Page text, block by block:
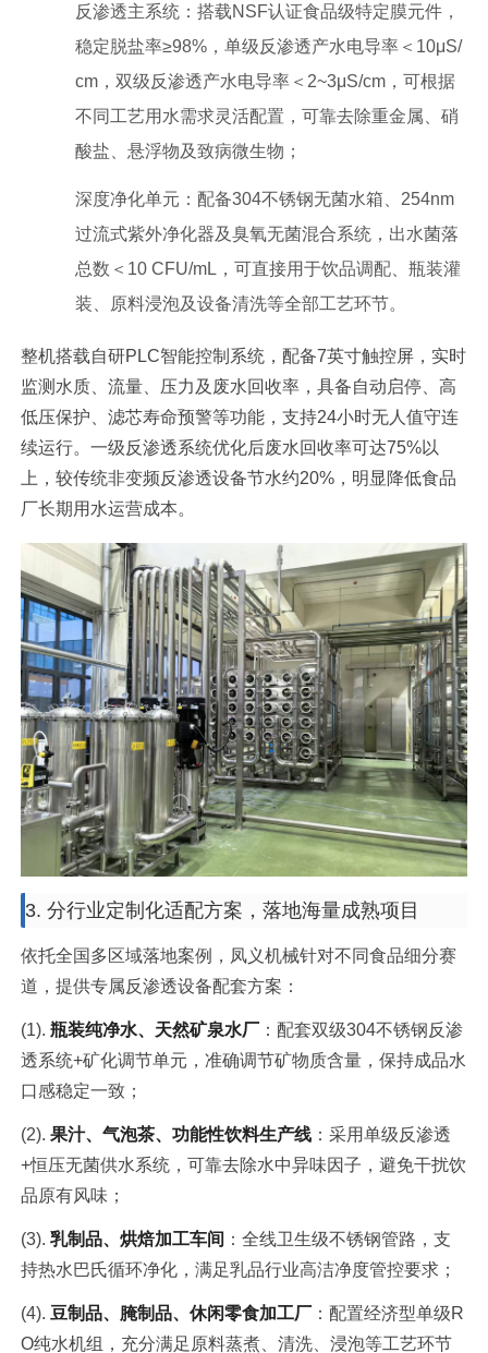
反渗透主系统：搭载NSF认证食品级特定膜元件，
稳定脱盐率≥98%，单级反渗透产水电导率＜10μS/
cm，双级反渗透产水电导率＜2~3μS/cm，可根据
不同工艺用水需求灵活配置，可靠去除重金属、硝
酸盐、悬浮物及致病微生物；
深度净化单元：配备304不锈钢无菌水箱、254nm
过流式紫外净化器及臭氧无菌混合系统，出水菌落
总数＜10 CFU/mL，可直接用于饮品调配、瓶装灌
装、原料浸泡及设备清洗等全部工艺环节。
整机搭载自研PLC智能控制系统，配备7英寸触控屏，实时
监测水质、流量、压力及废水回收率，具备自动启停、高
低压保护、滤芯寿命预警等功能，支持24小时无人值守连
续运行。一级反渗透系统优化后废水回收率可达75%以
上，较传统非变频反渗透设备节水约20%，明显降低食品
厂长期用水运营成本。
3. 分行业定制化适配方案，落地海量成熟项目
依托全国多区域落地案例，凤义机械针对不同食品细分赛
道，提供专属反渗透设备配套方案：
(1).瓶装纯净水、天然矿泉水厂 ：配套双级304不锈钢反渗
透系统+矿化调节单元，准确调节矿物质含量，保持成品水
口感稳定一致；
(2).果汁、气泡茶、功能性饮料生产线 ：采用单级反渗透
+恒压无菌供水系统，可靠去除水中异味因子，避免干扰饮
品原有风味；
(3).乳制品、烘焙加工车间 ：全线卫生级不锈钢管路，支
持热水巴氏循环净化，满足乳品行业高洁净度管控要求；
(4). 豆制品、腌制品、休闲零食加工厂 ：配置经济型单级R
O纯水机组，充分满足原料蒸煮、清洗、浸泡等工艺环节